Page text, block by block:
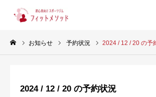
お知らせ 予約状況 2024 / 12 / 20 の予
2024 / 12 / 20 の予約状況
当ジムについて